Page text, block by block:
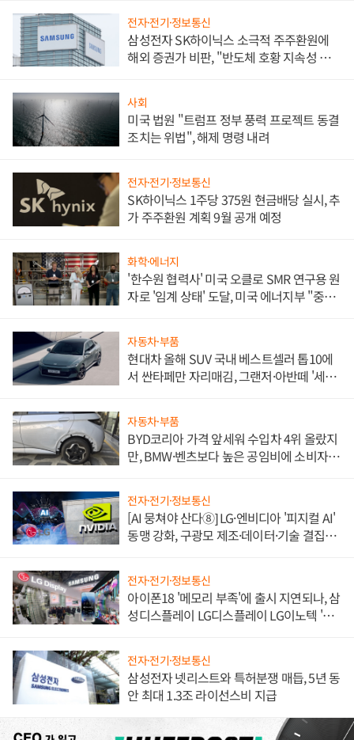
전자·전기·정보통신
삼성전자 SK하이닉스 소극적 주주환원에
해외 증권가 비판, "반도체 호황 지속성 의
사회
미국 법원 "트럼프 정부 풍력 프로젝트 동결
조치는 위법", 해제 명령 내려
전자·전기·정보통신
SK하이닉스 1주당 375원 현금배당 실시, 추
가 주주환원 계획 9월 공개 예정
화학·에너지
'한수원 협력사' 미국 오클로 SMR 연구용 원
자로 '임계 상태' 도달, 미국 에너지부 "중요
자동차·부품
현대차 올해 SUV 국내 베스트셀러 톱10에
서 싼타페만 자리매김, 그랜저·아반떼 '세단
자동차·부품
BYD코리아 가격 앞세워 수입차 4위 올랐지
만, BMW·벤츠보다 높은 공임비에 소비자
전자·전기·정보통신
[AI 뭉쳐야 산다⑧] LG·엔비디아 '피지컬 AI'
동맹 강화, 구광모 제조·데이터·기술 결집
전자·전기·정보통신
아이폰18 '메모리 부족'에 출시 지연되나, 삼
성디스플레이 LG디스플레이 LG이노텍 '탈
전자·전기·정보통신
삼성전자 넷리스트와 특허분쟁 매듭, 5년 동
안 최대 1.3조 라이선스비 지급